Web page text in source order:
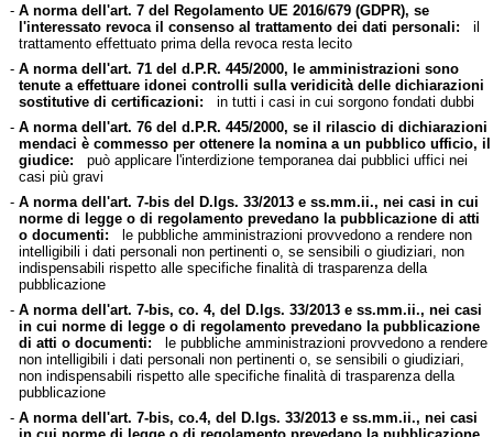
- A norma dell'art. 7 del Regolamento UE 2016/679 (GDPR), se
l'interessato revoca il consenso al trattamento dei dati personali: il
trattamento effettuato prima della revoca resta lecito
- A norma dell'art. 71 del d.P.R. 445/2000, le amministrazioni sono
tenute a effettuare idonei controlli sulla veridicità delle dichiarazioni
sostitutive di certificazioni: in tutti i casi in cui sorgono fondati dubbi
- A norma dell'art. 76 del d.P.R. 445/2000, se il rilascio di dichiarazioni
mendaci è commesso per ottenere la nomina a un pubblico ufficio, il
giudice: può applicare l'interdizione temporanea dai pubblici uffici nei
casi più gravi
- A norma dell'art. 7-bis del D.lgs. 33/2013 e ss.mm.ii., nei casi in cui
norme di legge o di regolamento prevedano la pubblicazione di atti
o documenti: le pubbliche amministrazioni provvedono a rendere non
intelligibili i dati personali non pertinenti o, se sensibili o giudiziari, non
indispensabili rispetto alle specifiche finalità di trasparenza della
pubblicazione
- A norma dell'art. 7-bis, co. 4, del D.lgs. 33/2013 e ss.mm.ii., nei casi
in cui norme di legge o di regolamento prevedano la pubblicazione
di atti o documenti: le pubbliche amministrazioni provvedono a rendere
non intelligibili i dati personali non pertinenti o, se sensibili o giudiziari,
non indispensabili rispetto alle specifiche finalità di trasparenza della
pubblicazione
- A norma dell'art. 7-bis, co.4, del D.lgs. 33/2013 e ss.mm.ii., nei casi